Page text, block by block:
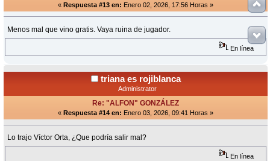
« Respuesta #13 en: Enero 02, 2026, 17:56 Horas »
Menos mal que vino gratis. Vaya ruina de jugador.
En línea
triana es rojiblanca
Administrator
Re: "ALFON" GONZÁLEZ
« Respuesta #14 en: Enero 03, 2026, 09:41 Horas »
Lo trajo Víctor Orta, ¿Que podría salir mal?
En línea